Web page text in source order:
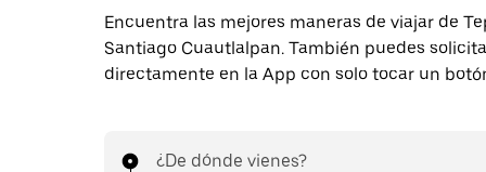
Encuentra las mejores maneras de viajar de
Santiago Cuautlalpan. También puedes
directamente en la App con solo tocar un
¿De dónde vienes?